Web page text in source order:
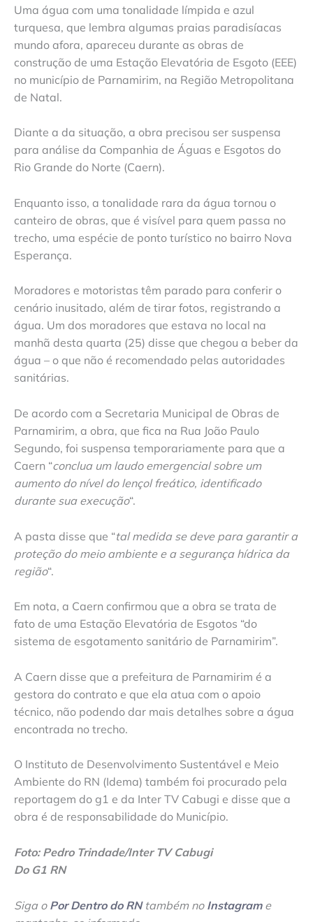
Uma água com uma tonalidade límpida e azul
turquesa, que lembra algumas praias paradisíacas
mundo afora, apareceu durante as obras de
construção de uma Estação Elevatória de Esgoto (EEE)
no município de Parnamirim, na Região Metropolitana
de Natal.
Diante a da situação, a obra precisou ser suspensa
para análise da Companhia de Águas e Esgotos do
Rio Grande do Norte (Caern).
Enquanto isso, a tonalidade rara da água tornou o
canteiro de obras, que é visível para quem passa no
trecho, uma espécie de ponto turístico no bairro Nova
Esperança.
Moradores e motoristas têm parado para conferir o
cenário inusitado, além de tirar fotos, registrando a
água. Um dos moradores que estava no local na
manhã desta quarta (25) disse que chegou a beber da
água – o que não é recomendado pelas autoridades
sanitárias.
De acordo com a Secretaria Municipal de Obras de
Parnamirim, a obra, que fica na Rua João Paulo
Segundo, foi suspensa temporariamente para que a
Caern “conclua um laudo emergencial sobre um
aumento do nível do lençol freático, identificado
durante sua execução“.
A pasta disse que “tal medida se deve para garantir a
proteção do meio ambiente e a segurança hídrica da
região“.
Em nota, a Caern confirmou que a obra se trata de
fato de uma Estação Elevatória de Esgotos “do
sistema de esgotamento sanitário de Parnamirim”.
A Caern disse que a prefeitura de Parnamirim é a
gestora do contrato e que ela atua com o apoio
técnico, não podendo dar mais detalhes sobre a água
encontrada no trecho.
O Instituto de Desenvolvimento Sustentável e Meio
Ambiente do RN (Idema) também foi procurado pela
reportagem do g1 e da Inter TV Cabugi e disse que a
obra é de responsabilidade do Município.
Foto: Pedro Trindade/Inter TV Cabugi
Do G1 RN
Siga o Por Dentro do RNtambém no Instagrame